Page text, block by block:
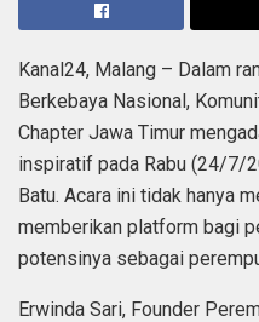
Kanal24, Malang – Dalam
Berkebaya Nasional,
Chapter Jawa Timur
inspiratif pada Rabu (24/7/
Batu. Acara ini tidak hanya
memberikan platform bagi
potensinya sebagai
Erwinda Sari, Founder